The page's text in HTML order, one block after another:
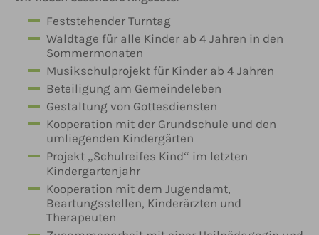
Feststehender Turntag
Waldtage für alle Kinder ab 4 Jahren in den
Sommermonaten
Musikschulprojekt für Kinder ab 4 Jahren
Beteiligung am Gemeindeleben
Gestaltung von Gottesdiensten
Kooperation mit der Grundschule und den
umliegenden Kindergärten
Projekt „Schulreifes Kind“ im letzten
Kindergartenjahr
Kooperation mit dem Jugendamt,
Beartungsstellen, Kinderärzten und
Therapeuten